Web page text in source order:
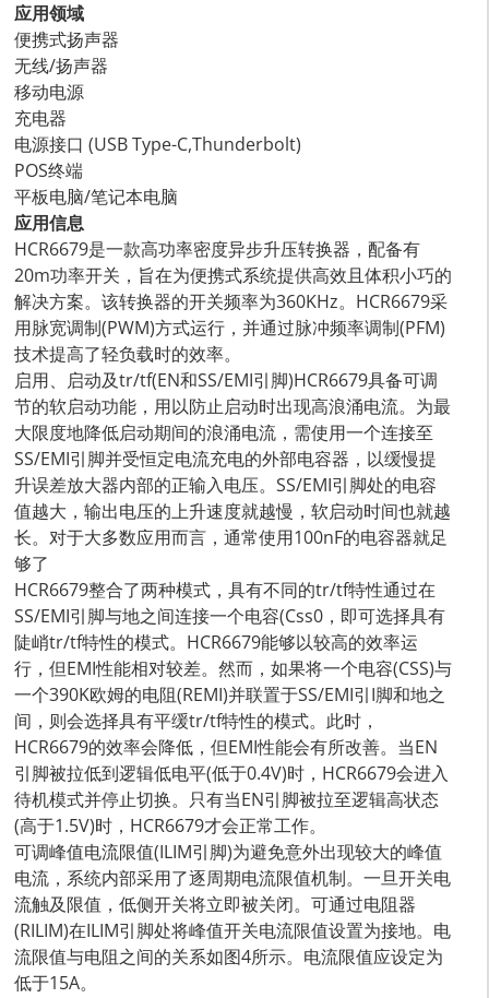
应用领域
便携式扬声器
无线/扬声器
移动电源
充电器
电源接口 (USB Type-C,Thunderbolt)
POS终端
平板电脑/笔记本电脑
应用信息
HCR6679是一款高功率密度异步升压转换器，配备有
20m功率开关，旨在为便携式系统提供高效且体积小巧的
解决方案。该转换器的开关频率为360KHz。HCR6679采
用脉宽调制(PWM)方式运行，并通过脉冲频率调制(PFM)
技术提高了轻负载时的效率。
启用、启动及tr/tf(EN和SS/EMI引脚)HCR6679具备可调
节的软启动功能，用以防止启动时出现高浪涌电流。为最
大限度地降低启动期间的浪涌电流，需使用一个连接至
SS/EMI引脚并受恒定电流充电的外部电容器，以缓慢提
升误差放大器内部的正输入电压。SS/EMI引脚处的电容
值越大，输出电压的上升速度就越慢，软启动时间也就越
长。对于大多数应用而言，通常使用100nF的电容器就足
够了
HCR6679整合了两种模式，具有不同的tr/tf特性通过在
SS/EMI引脚与地之间连接一个电容(Css0，即可选择具有
陡峭tr/tf特性的模式。HCR6679能够以较高的效率运
行，但EMI性能相对较差。然而，如果将一个电容(CSS)与
一个390K欧姆的电阻(REMI)并联置于SS/EMI引I脚和地之
间，则会选择具有平缓tr/tf特性的模式。此时，
HCR6679的效率会降低，但EMI性能会有所改善。当EN
引脚被拉低到逻辑低电平(低于0.4V)时，HCR6679会进入
待机模式并停止切换。只有当EN引脚被拉至逻辑高状态
(高于1.5V)时，HCR6679才会正常工作。
可调峰值电流限值(ILIM引脚)为避免意外出现较大的峰值
电流，系统内部采用了逐周期电流限值机制。一旦开关电
流触及限值，低侧开关将立即被关闭。可通过电阻器
(RILIM)在ILIM引脚处将峰值开关电流限值设置为接地。电
流限值与电阻之间的关系如图4所示。电流限值应设定为
低于15A。